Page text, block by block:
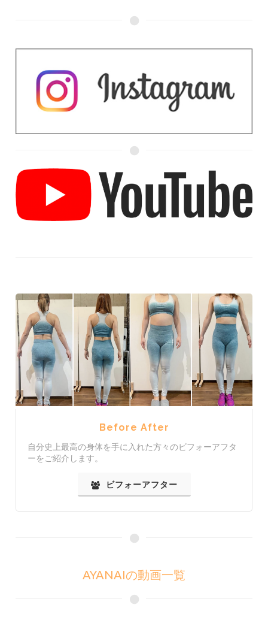
Before After
自分史上最高の身体を手に入れた方々のビフォーアフタ
ーをご紹介します。
ビフォーアフター
AYANAIの動画一覧